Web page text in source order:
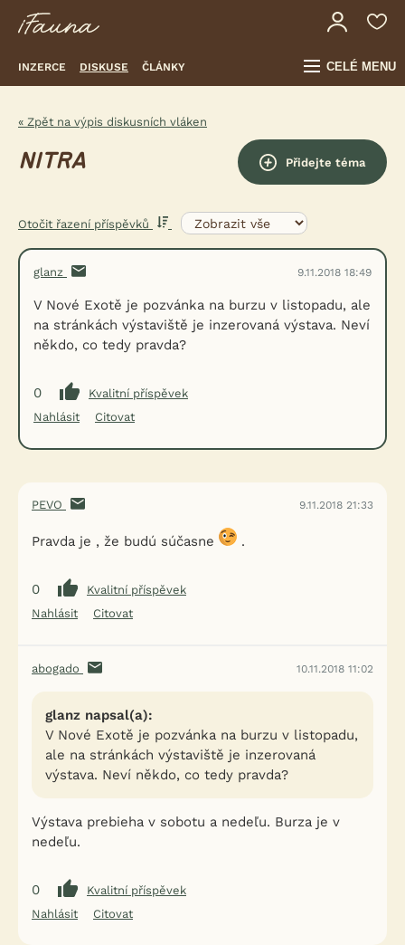
INZERCE DISKUSE ČLÁNKY CELÉ MENU
« Zpět na výpis diskusních vláken
NITRA Přidejte téma
Otočit řazení příspěvků
glanz 9.11.2018 18:49
V Nové Exotě je pozvánka na burzu v listopadu, ale
na stránkách výstaviště je inzerovaná výstava. Neví
někdo, co tedy pravda?
0
Kvalitní příspěvek
Nahlásit
Citovat
PEVO 9.11.2018 21:33
Pravda je , že budú súčasne .
0
Kvalitní příspěvek
Nahlásit
Citovat
abogado 10.11.2018 11:02
glanz napsal(a):
V Nové Exotě je pozvánka na burzu v listopadu,
ale na stránkách výstaviště je inzerovaná
výstava. Neví někdo, co tedy pravda?
Výstava prebieha v sobotu a nedeľu. Burza je v
nedeľu.
0
Kvalitní příspěvek
Nahlásit
Citovat